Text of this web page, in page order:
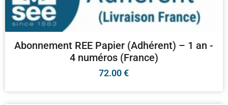
Abonnement REE Papier (Adhérent) – 1 an -
4 numéros (France)
72.00€